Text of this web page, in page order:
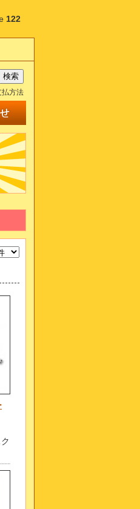
122
払方法